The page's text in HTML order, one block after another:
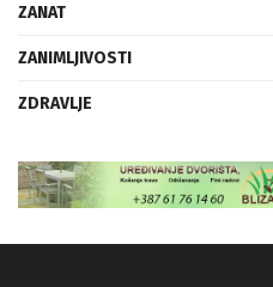
ZANAT
ZANIMLJIVOSTI
ZDRAVLJE